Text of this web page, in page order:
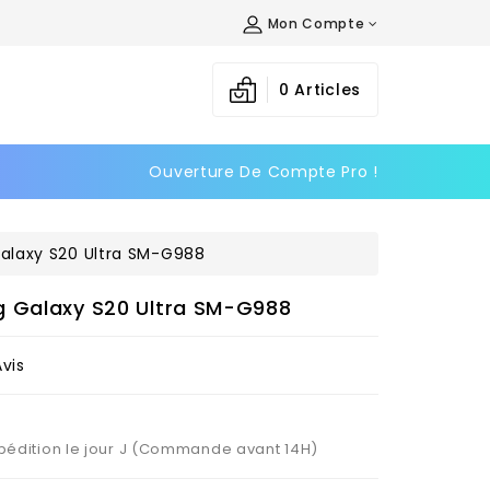
Mon Compte
0 Articles
Ouverture De Compte Pro !
S20 Ultra SM-G988
Galaxy S20 Ultra SM-G988
le jour J (Commande avant 14H)